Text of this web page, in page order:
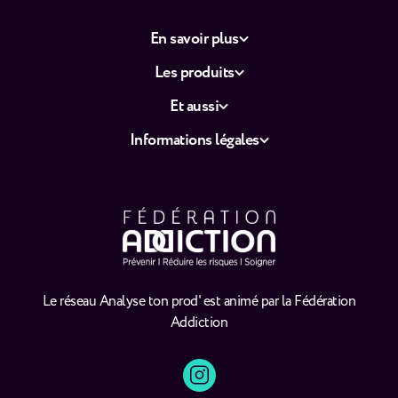
Le réseau Analyse ton prod' est animé par la Fédération
Addiction
En savoir plus
Les produits
Et aussi
Informations légales